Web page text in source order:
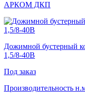
АРКОМ ДКП
Дожимной бустерный
1,5/8-40В
Под заказ
Производительность